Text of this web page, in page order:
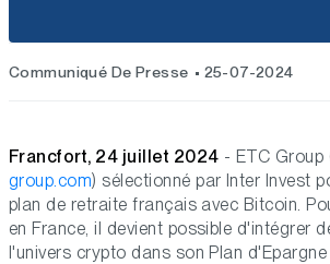
Communiqué De Presse 25-07-2024
Francfort, 24 juillet 2024 - ETC Group
group.com) sélectionné par Inter Invest
plan de retraite français avec Bitcoin.
en France, il devient possible d'intégrer
l'univers crypto dans son Plan